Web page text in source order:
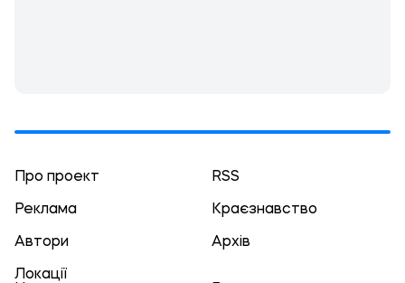
Про проект RSS
Реклама Краєзнавство
Автори Архів
Локації